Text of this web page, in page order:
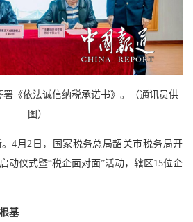
《依法诚信纳税承诺书》。（通讯员供
图）
4月2日，国家税务总局韶关市税务局开
动仪式暨“税企面对面”活动，辖区15位企
基